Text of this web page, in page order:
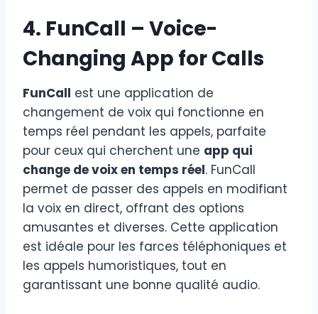
4. FunCall – Voice-
Changing App for Calls
FunCall est une application de
changement de voix qui fonctionne en
temps réel pendant les appels, parfaite
pour ceux qui cherchent une app qui
change de voix en temps réel. FunCall
permet de passer des appels en modifiant
la voix en direct, offrant des options
amusantes et diverses. Cette application
est idéale pour les farces téléphoniques et
les appels humoristiques, tout en
garantissant une bonne qualité audio.